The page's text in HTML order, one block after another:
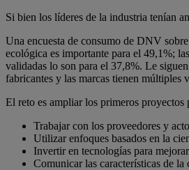
Si bien los líderes de la industria tenían
Una encuesta de consumo de DNV
ecológica es importante para el 49,1%;
validadas lo son para el 37,8%. Le
fabricantes y las marcas tienen múltiples
El reto es ampliar los primeros proyectos
Trabajar con los proveedores y
Utilizar enfoques basados en la
Invertir en tecnologías para
Comunicar las características de